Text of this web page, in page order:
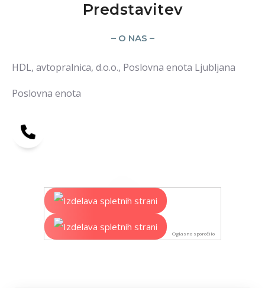
Predstavitev
– O NAS –
HDL, avtopralnica, d.o.o., Poslovna enota Ljubljana
Poslovna enota
Oglasno sporočilo